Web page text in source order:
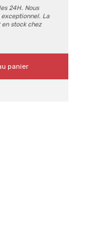
24H. Nous
La
stock chez
panier